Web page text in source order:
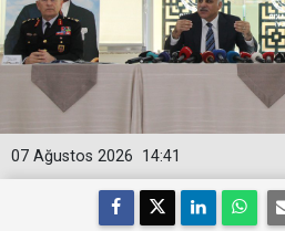
14:41
07 Ağustos 2026